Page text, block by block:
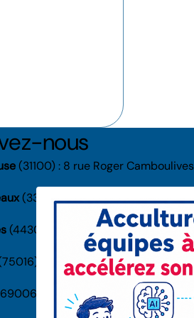
nous
(31100) : 8 rue Roger Camboulives
(33000) : 38 rue Capdeville
(44300) : 1-3 rue Jacques Daguerre
: 41 av. de la Grande Armée
: 132 rue Bossuet